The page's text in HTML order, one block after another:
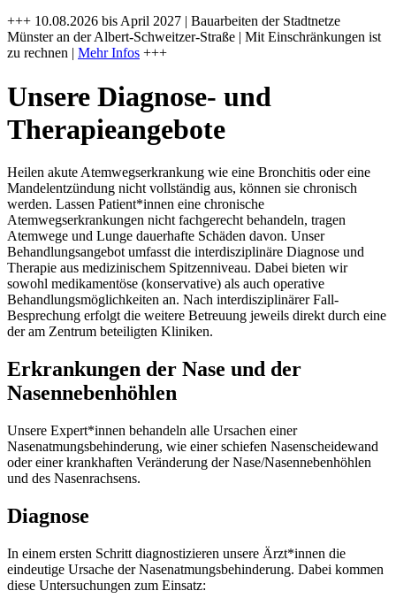
+++ 10.08.2026 bis April 2027 | Bauarbeiten der Stadtnetze
Münster an der Albert-Schweitzer-Straße | Mit Einschränkungen ist
zu rechnen | Mehr Infos +++
Unsere Diagnose- und
Therapieangebote
Heilen akute Atemwegserkrankung wie eine Bronchitis oder eine
Mandelentzündung nicht vollständig aus, können sie chronisch
werden. Lassen Patient*innen eine chronische
Atemwegserkrankungen nicht fachgerecht behandeln, tragen
Atemwege und Lunge dauerhafte Schäden davon. Unser
Behandlungsangebot umfasst die interdisziplinäre Diagnose und
Therapie aus medizinischem Spitzenniveau. Dabei bieten wir
sowohl medikamentöse (konservative) als auch operative
Behandlungsmöglichkeiten an. Nach interdisziplinärer Fall-
Besprechung erfolgt die weitere Betreuung jeweils direkt durch eine
der am Zentrum beteiligten Kliniken.
Erkrankungen der Nase und der
Nasennebenhöhlen
Unsere Expert*innen behandeln alle Ursachen einer
Nasenatmungsbehinderung, wie einer schiefen Nasenscheidewand
oder einer krankhaften Veränderung der Nase/Nasennebenhöhlen
und des Nasenrachsens.
Diagnose
In einem ersten Schritt diagnostizieren unsere Ärzt*innen die
eindeutige Ursache der Nasenatmungsbehinderung. Dabei kommen
diese Untersuchungen zum Einsatz: